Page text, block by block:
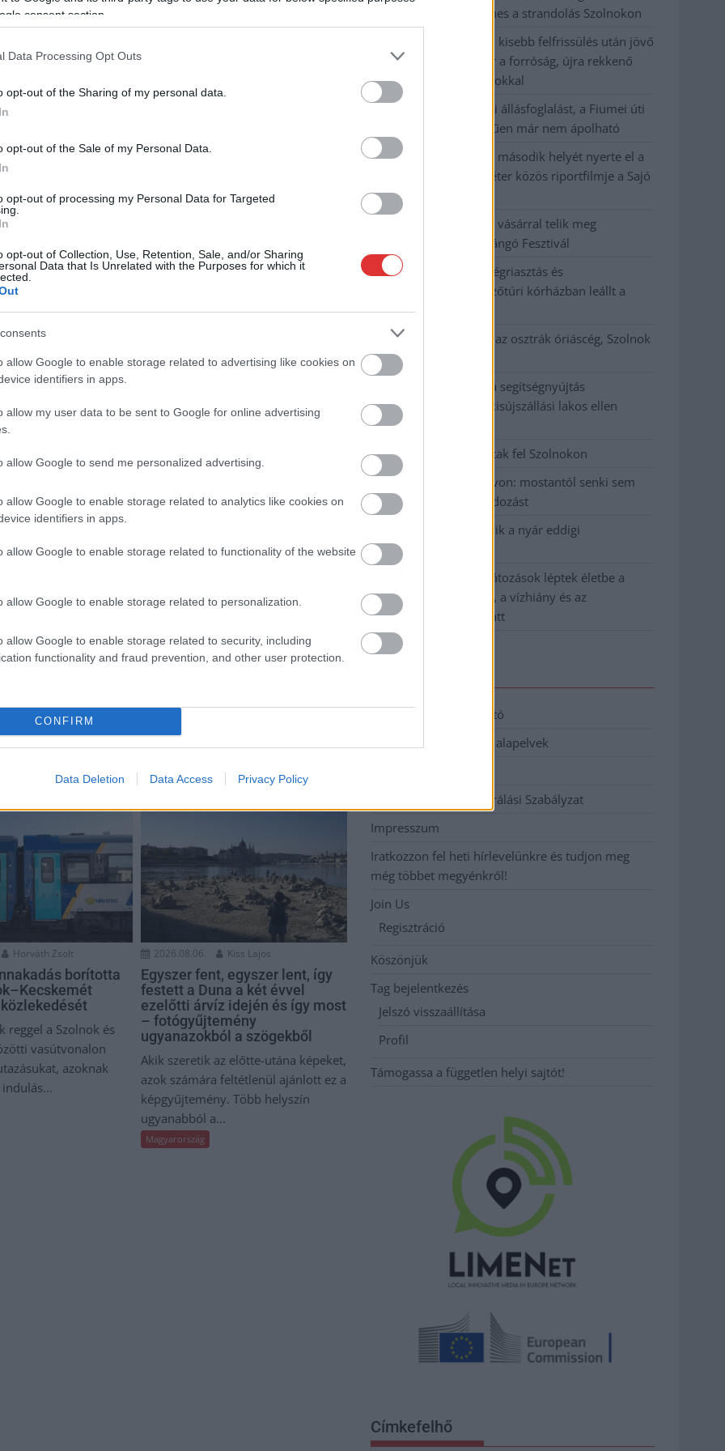
consent section.
Data Processing Opt Outs
opt-out of the Sharing of my personal data.
opt-out of the Sale of my Personal Data.
opt-out of processing my Personal Data for Targeted
opt-out of Collection, Use, Retention, Sale, and/or Sharing
Data that Is Unrelated with the Purposes for which it
allow Google to enable storage related to advertising like cookies on
identifiers in apps.
allow my user data to be sent to Google for online advertising
allow Google to send me personalized advertising.
allow Google to enable storage related to analytics like cookies on
identifiers in apps.
allow Google to enable storage related to functionality of the website
allow Google to enable storage related to personalization.
allow Google to enable storage related to security, including
functionality and fraud prevention, and other user protection.
CONFIRM
Data Deletion Data Access Privacy Policy
pénzen kívül is folyamatosan csorog az állami pénz a
folyóiratot, melynek Békés a főszerkesztője, az
szerkesztők.
Nóra, a Fidesz politikusa (aki Újbuda helyett nyártól már a
egész hálózatát mozgatja, és használja
juttatott állami és uniós támogatásokról
mikor elkezdte a civil szervezeteken keresztüli
méltónak a Miniszterelnöki Kabinetiroda. A
100 millió forintot kapott egy „életmód fókuszú,
Az egyesület, ha úgy látja közügyekben is
fontosnak a kiállást.
képviselő elnökli.
vezeti a Magyar Sportújságírók Szövetségét, idén egy
tételnél (is) nyíltan, vagy kevésbé nyíltan,
elkerülné a propagandát,
kukásautó Szolnokon
Horváth Zsolt
borította
reggel a Szolnok és
vasútvonalon
azoknak
2026.08.06. Kiss Lajos
Egyszer fent, egyszer lent, így
festett a Duna a két évvel
ezelőtti árvíz idején és így most
– fotógyűjtemény
ugyanazokból a szögekből
Akik szeretik az előtte-utána képeket,
azok számára feltétlenül ajánlott ez a
képgyűjtemény. Több helyszín
ugyanabból a...
Magyarország
hőhullám miatt ingyenes a strandolás Szolnokon
Nem biztató: a hétvégi kisebb felfrissülés után jövő
héten megint visszatér a forróság, újra rekkenő
hőség jön, akár 38 fokokkal
Közzétették a szakértői állásfoglalást, a Fiumei úti
fák többsége szakszerűen már nem ápolható
A MÚOSZ sajtódíjának második helyét nyerte el a
Borsod24 és a Paraméter közös riportfilmje a Sajó
szennyezéséről
Tánccal, zeneszóval és vásárral telik meg
Jászberény, indul a Csángó Fesztivál
Meghosszabbított hőségriasztás és
vízkorlátozások, a mezőtúri kórházban leállt a
klíma
Átszervezi működését az osztrák óriáscég, Szolnok
is érintett
Tragédiába torkollott a segítségnyújtás
elmulasztása, három kisújszállási lakos ellen
emeltek vádat
Hatalmas lángok csaptak fel Szolnokon
Vízitraffipax a Tisza-tavon: mostantól senki sem
úszhatja meg a száguldozást
Szolnokra is megérkezik a nyár eddigi
legkeményebb napja
Már Szolnokon is korlátozások léptek életbe a
tartós hatalmas hőség, a vízhiány és az
áramtakarékosság miatt
Adatkezelési tájékoztató
Etikai és függetlenségi alapelvek
Hozzászólási és Moderálási Szabályzat
Impresszum
Iratkozzon fel heti hírlevelünkre és tudjon meg
még többet megyénkről!
Join Us
Regisztráció
Köszönjük
Tag bejelentkezés
Jelszó visszaállítása
Profil
Támogassa a független helyi sajtót!
Címkefelhő